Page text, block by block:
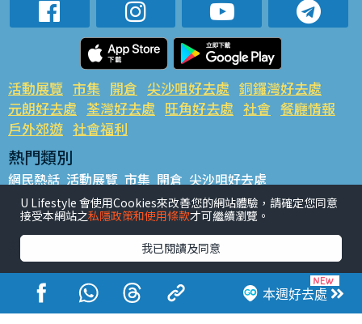
本週好去處
活動展覽 市集 開倉 尖沙咀好去處 銅鑼灣好去處
元朗好去處 荃灣好去處 旺角好去處 社會 餐廳情報
戶外郊遊 社會福利
熱門類別
網民熱話 活動展覽 市集 開倉 尖沙咀好去處
銅鑼灣好去處 元朗好去處 荃灣好去處 旺角好去處 社會
餐廳情報 戶外郊遊
熱門標籤
#UGO搵好去處 #人氣活動推介 #美食社群熱話
#親子玩樂好去處
#ULifestyle應用程式
#限時搶
#UJetso禮物放送
#ULifestyle商戶中心 #著數 #網絡熱話
U Lifestyle 會使用Cookies來改善您的網站體驗，請確定您同意
接受本網站之私隱政策和使用條款才可繼續瀏覽。
我已閱讀及同意